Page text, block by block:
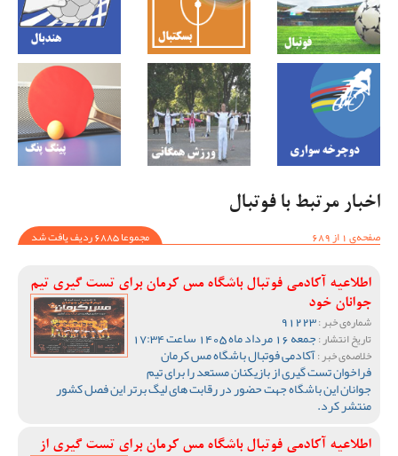
اخبار مرتبط با فوتبال
صفحه‌ی 1 از 689
مجموعا 6885 ردیف یافت شد
اطلاعیه آکادمی فوتبال باشگاه مس کرمان برای تست گیری تیم
جوانان خود
شماره‌ی خبر :
تاریخ انتشار :جمعه 16 مرداد ماه 1405 ساعت 17:34
خلاصه‌ی خبر :آکادمی فوتبال باشگاه مس کرمان
فراخوان تست گیری از بازیکنان مستعد را برای تیم
جوانان این باشگاه جهت حضور در رقابت های لیگ برتر این فصل کشور
منتشر کرد.
اطلاعیه آکادمی فوتبال باشگاه مس کرمان برای تست گیری از